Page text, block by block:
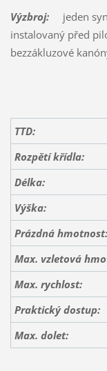
Výzbroj:jeden
instalovaný před
bezzákluzové
TTD:
Rozpětí křídla:
Délka:
Výška:
Prázdná hmotnost:
Max. vzletová
Max. rychlost:
Praktický dostup:
Max. dolet: